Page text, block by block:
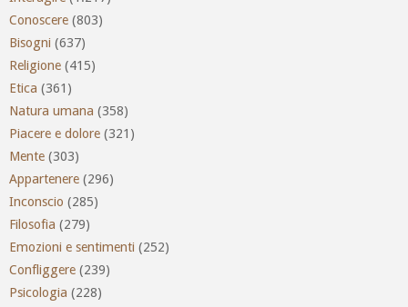
Conoscere (803)
Bisogni (637)
Religione (415)
Etica (361)
Natura umana (358)
Piacere e dolore (321)
Mente (303)
Appartenere (296)
Inconscio (285)
Filosofia (279)
Emozioni e sentimenti (252)
Confliggere (239)
Psicologia (228)